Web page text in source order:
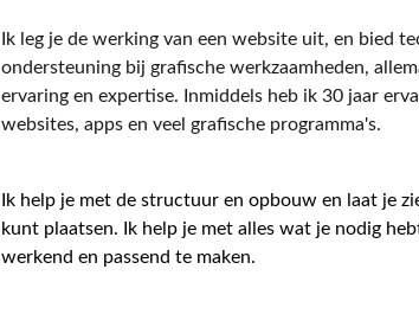
Ik leg je de werking van een website uit, en bied
ondersteuning bij grafische werkzaamheden,
ervaring en expertise. Inmiddels heb ik 30 jaar
websites, apps en veel grafische programma's.
Ik help je met de structuur en opbouw en laat je
kunt plaatsen. Ik help je met alles wat je nodig
werkend en passend te maken.